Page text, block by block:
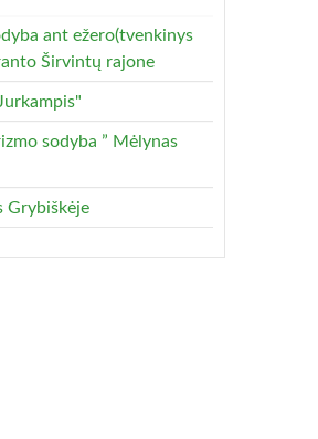
ant ežero(tvenkinys
Širvintų rajone
sodyba ” Mėlynas
Grybiškėje